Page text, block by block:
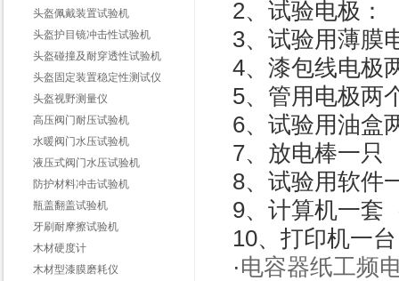
头盔佩戴装置试验机
头盔护目镜冲击性试验机
头盔碰撞及耐穿透性试验机
头盔固定装置稳定性测试仪
头盔视野测量仪
高压阀门耐压试验机
水暖阀门水压试验机
液压式阀门水压试验机
防护材料冲击试验机
瓶盖翻盖试验机
牙刷耐摩擦试验机
木材硬度计
木材型漆膜磨耗仪
2、试验电极：
3、试验用薄膜
4、漆包线电极
5、管用电极两
6、试验用油盒
7、放电棒一只
8、试验用软件
9、计算机一套
10、打印机一
·电容器纸工频